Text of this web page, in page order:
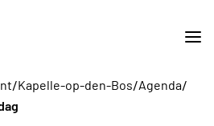
/Kapelle-op-den-Bos/Agenda/